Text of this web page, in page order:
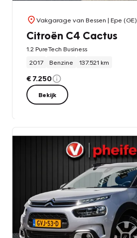
Vakgarage van Bessen | Epe (GE)
Citroën C4 Cactus
1.2 PureTech Business
2017
Benzine 137.521 km
€ 7.250
Bekijk